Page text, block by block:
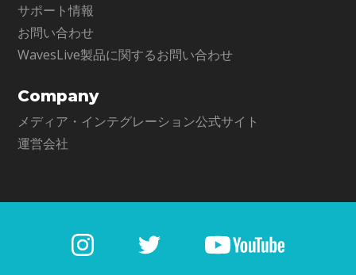
サポート情報
お問い合わせ
WavesLive製品に関するお問い合わせ
Company
メディア・インテグレーション公式サイト
運営会社